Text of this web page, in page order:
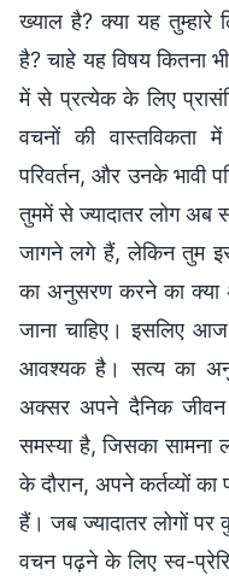
ख्याल है? क्या यह तुम्हारे
है? चाहे यह विषय कितना
में से प्रत्येक के लिए
वचनों की
परिवर्तन, और उनके भावी
तुममें से ज्यादातर लोग
जागने लगे हैं, लेकिन तुम इस
का अनुसरण करने का क्या
जाना चाहिए। इसलिए
आवश्यक है। सत्य का
अक्सर अपने दैनिक जीवन
समस्या है, जिसका
के दौरान, अपने कर्तव्यों
हैं। जब ज्यादातर लोगों
वचन पढ़ने के लिए स्व-